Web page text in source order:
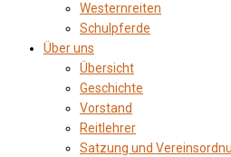
Westernreiten
Schulpferde
Über uns
Übersicht
Geschichte
Vorstand
Reitlehrer
Satzung und